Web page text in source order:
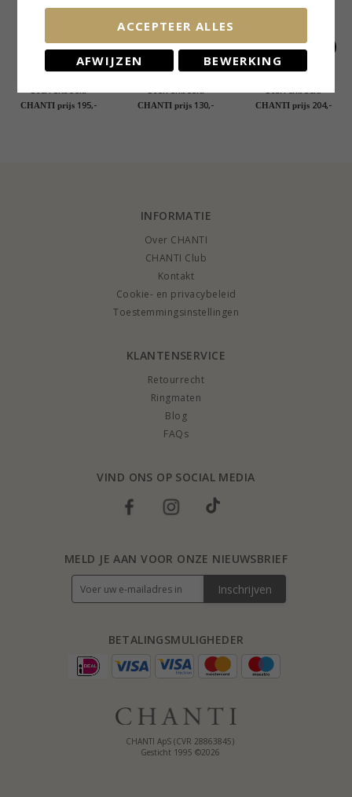
Sterrenbeeld
waterman zirkoon
CHANTI prijs 195,-
Sterrenbeeld
schorpioen hanger in
CHANTI prijs 130,-
Sterrenbeeld
tweeling ketting in
CHANTI prijs 204,-
INFORMATIE
Over CHANTI
CHANTI Club
Kontakt
Cookie- en privacybeleid
Toestemmingsinstellingen
KLANTENSERVICE
Retourrecht
Ringmaten
Blog
FAQs
VIND ONS OP SOCIAL MEDIA
CHANTI ApS (CVR 28863845)
Gesticht 1995 ©2026
BETALINGSMULIGHEDER
MELD JE AAN VOOR ONZE NIEUWSBRIEF
Inschrijven
ACCEPTEER ALLES
AFWIJZEN BEWERKING